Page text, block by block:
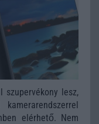
szupervékony lesz,
elérhető. Nem